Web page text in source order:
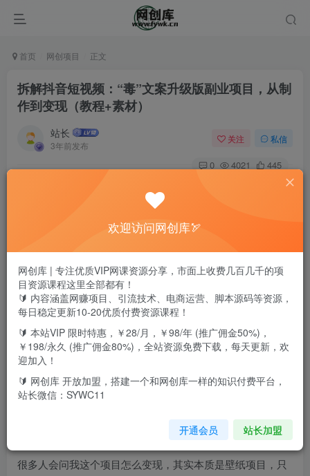
首页 网创项目 正文
拆解抖音短视频：“毒”文案升级版副业项目，从制
作到变现（教程+素材）
站长
3年前发布
关注 私信
0 4021 445
今天分享抖音“毒”文案挣钱新玩法，流量非常高，作品制作
简单，五、六分钟一条原创作品，爆一
条作品基本上500到1000收益是有。
很多人会问我这个项目怎么变现，其实本质是壁纸项目，只
欢迎访问网创库🏹
网创库 | 专注优质VIP网课资源分享，市面上收费几百几千的项
目资源课程这里全部都有！
🔰 内容涵盖网赚项目、引流技术、电商运营、脚本源码等资源，
每日稳定更新10-20优质付费资源课程！
🔰 本站VIP 限时特惠，￥28/月，￥98/年 (推广佣金50%)，
￥198/永久 (推广佣金80%)，全站资源免费下载，每天更新，欢
迎加入！
🔰 网创库 开放加盟，搭建一个和网创库一样的知识付费平台，
站长微信：SYWC11
开通会员 站长加盟